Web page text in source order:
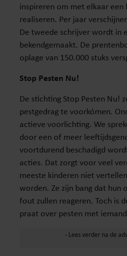
inspireren om met elkaar
realiseren. Per jaar
De tweede schrijver wordt in
bekendgemaakt. De
oplage van 150.000 stuks
Stop Pesten Nu!
De stichting Stop Pesten Nu!
pestgedrag te voorkómen.
actieve voorlichting. We
door een of meer
voortdurend beschadigd
acties. Dat zorgt voor veel
meeste kinderen niet
worden. Ze zijn bang dat hun
fout zullen reageren. Toch is
praat over pesten met